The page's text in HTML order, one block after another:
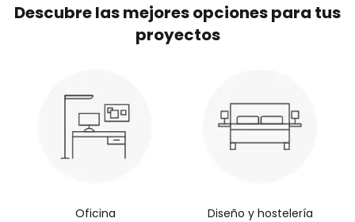
Descubre las mejores opciones para tus
proyectos
Oficina Diseño y hostelería